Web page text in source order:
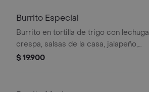
Burrito Especial
Burrito en tortilla de trigo con lechuga
crespa, salsas de la casa, jalapeño,
frijol refrito, pico de gallo, queso y
$ 19.900